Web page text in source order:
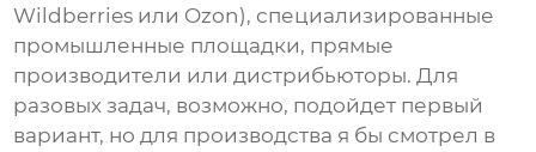
Wildberries или Ozon), специализированные
промышленные площадки, прямые
производители или дистрибьюторы. Для
разовых задач, возможно, подойдет первый
вариант, но для производства я бы смотрел в